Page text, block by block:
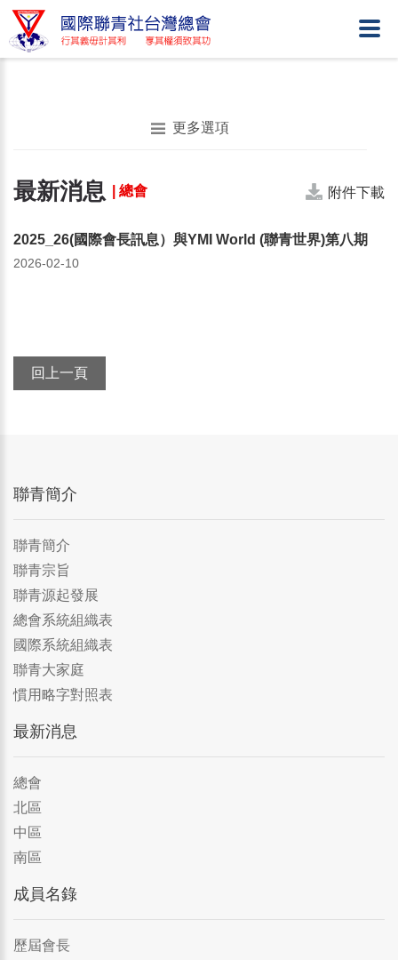
更多選項
附件下載
最新消息 | 總會
2025_26(國際會長訊息）與YMI World (聯青世界)第八期
2026-02-10
回上一頁
聯青簡介
聯青簡介
聯青宗旨
聯青源起發展
總會系統組織表
國際系統組織表
聯青大家庭
慣用略字對照表
最新消息
總會
北區
中區
南區
成員名錄
歷屆會長